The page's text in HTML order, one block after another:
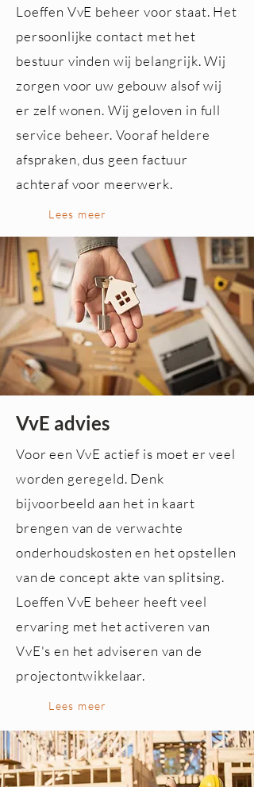
Loeffen VvE beheer voor staat. Het
persoonlijke contact met het
bestuur vinden wij belangrijk. Wij
zorgen voor uw gebouw alsof wij
er zelf wonen. Wij geloven in full
service beheer. Vooraf heldere
afspraken, dus geen factuur
achteraf voor meerwerk.
Lees meer
VvE advies
Voor een VvE actief is moet er veel
worden geregeld. Denk
bijvoorbeeld aan het in kaart
brengen van de verwachte
onderhoudskosten en het opstellen
van de concept akte van splitsing.
Loeffen VvE beheer heeft veel
ervaring met het activeren van
VvE's en het adviseren van de
projectontwikkelaar.
Lees meer